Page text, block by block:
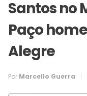
Santos no
Paço
Alegre
Por Marcello Guerra